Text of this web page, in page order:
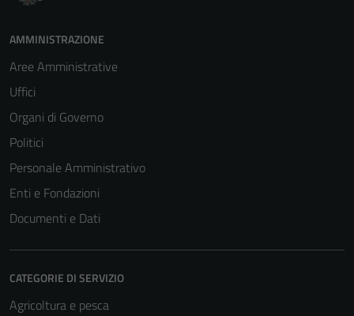
AMMINISTRAZIONE
Aree Amministrative
Uffici
Organi di Governo
Politici
Personale Amministrativo
Enti e Fondazioni
Documenti e Dati
CATEGORIE DI SERVIZIO
Agricoltura e pesca